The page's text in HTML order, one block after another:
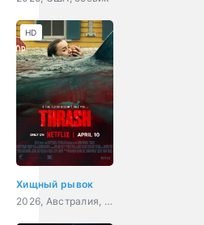
Хищный рывок
2026, Австралия, США, ужасы, боевик
HD